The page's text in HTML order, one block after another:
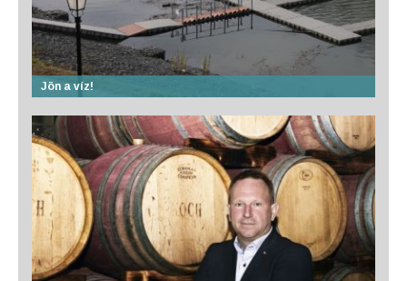
Jön a víz!